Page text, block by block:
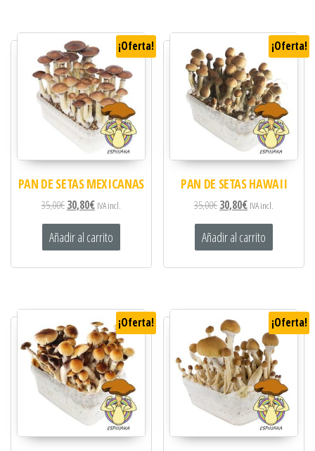
¡Oferta!
PAN DE SETAS MEXICANAS
35,00€30,80€ IVA incl.
Añadir al carrito
¡Oferta!
PAN DE SETAS HAWAII
35,00€30,80€ IVA incl.
Añadir al carrito
¡Oferta! ¡Oferta!